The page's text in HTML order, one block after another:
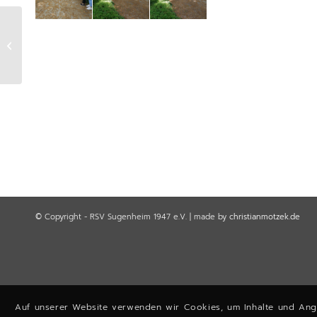
© Copyright - RSV Sugenheim 1947 e.V. | made by christianmotzek.de
Auf unserer Website verwenden wir Cookies, um Inhalte und